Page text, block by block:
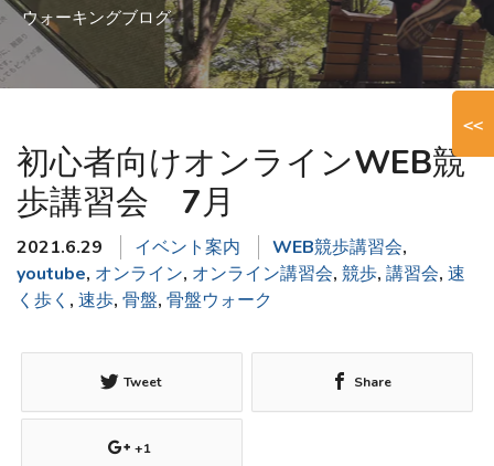
ウォーキングブログ
初心者向けオンラインWEB競
歩講習会 7月
2021.6.29 イベント案内 WEB競歩講習会,
youtube, オンライン, オンライン講習会, 競歩, 講習会, 速
く歩く , 速歩, 骨盤, 骨盤ウォーク
Tweet Share
+1
<<